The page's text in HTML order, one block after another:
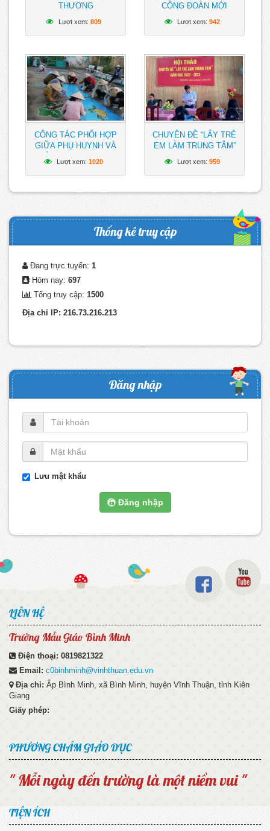
THƯƠNG
Lượt xem: 809
CÔNG ĐOÀN MỚI
Lượt xem: 942
CÔNG TÁC PHỐI HỢP
GIỮA PHỤ HUYNH VÀ
VIỆC LÀM ĐỒ DÙNG, ĐỒ
CHƠI CHO TRẺ, TẠO
Lượt xem: 1020
CHUYÊN ĐỀ “LẤY TRẺ
EM LÀM TRUNG TÂM”
Lượt xem: 959
Thống kê truy cập
Đang trực tuyến: 1
Hôm nay: 697
Tổng truy cập: 1500
Địa chỉ IP: 216.73.216.213
Đăng nhập
Lưu mật khẩu
Đăng nhập
LIÊN HỆ
Trường Mẫu Giáo Bình Minh
Điện thoại: 0819821322
Email: c0binhminh@vinhthuan.edu.vn
Địa chỉ: Ấp Bình Minh, xã Bình Minh, huyện Vĩnh Thuận, tỉnh Kiên
Giang
Giấy phép:
PHƯƠNG CHÂM GIÁO DỤC
" Mỗi ngày đến trường là một niềm vui "
TIỆN ÍCH